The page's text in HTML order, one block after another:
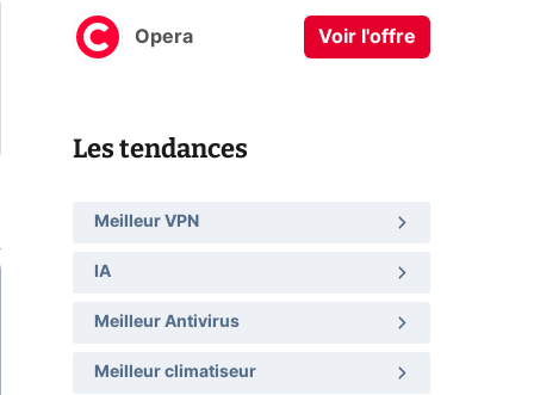
Opera Voir l'offre
Les tendances
Meilleur VPN
IA
Meilleur Antivirus
Meilleur climatiseur